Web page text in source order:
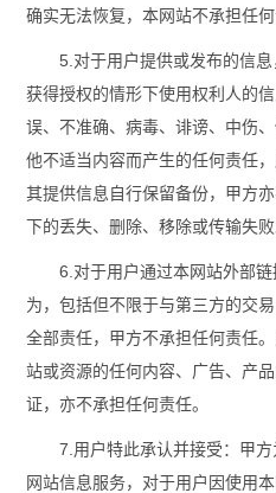
确实无法恢复，本网站不承担任何
5.对于用户提供或发布的信息
获得授权的情形下使用权利人的
误、不准确、病毒、诽谤、中伤
他不适当内容而产生的任何责任
其提供信息自行保留备份，甲方
下的丢失、删除、移除或传输失
6.对于用户通过本网站外部链
为，包括但不限于与第三方的交
全部责任，甲方不承担任何责任
站或资源的任何内容、广告、产
证，亦不承担任何责任。
7.用户特此承认并接受：甲方
网站信息服务，对于用户因使用